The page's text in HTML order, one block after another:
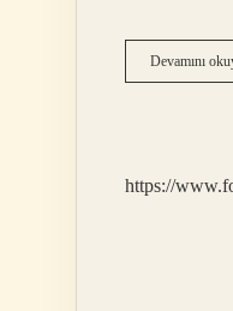
Devamını
https://